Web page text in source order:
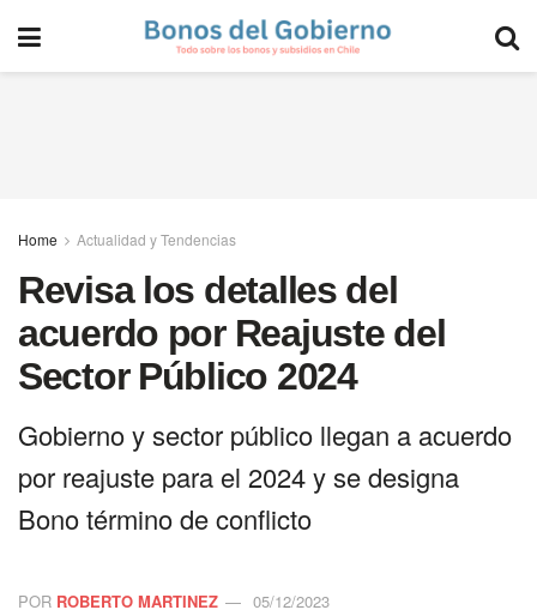
Home Actualidad y Tendencias
Revisa los detalles del
acuerdo por Reajuste del
Sector Público 2024
Gobierno y sector público llegan a acuerdo
por reajuste para el 2024 y se designa
Bono término de conflicto
POR ROBERTO MARTINEZ 05/12/2023